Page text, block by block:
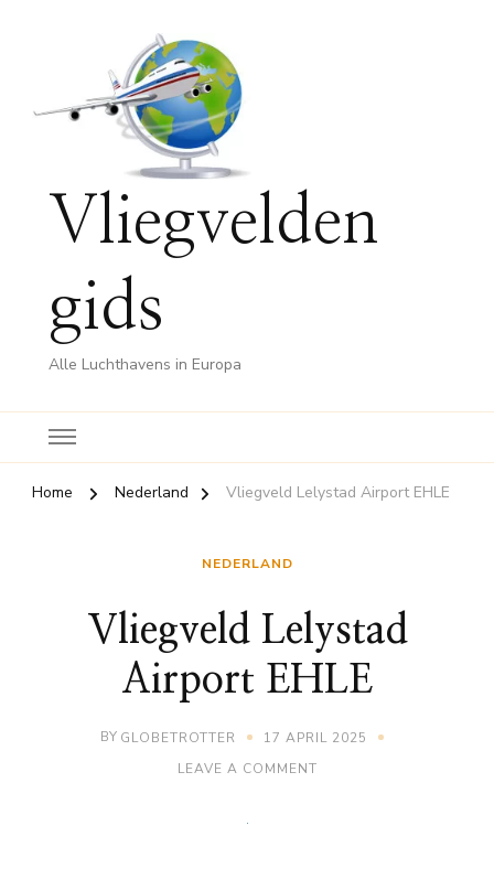
Vliegvelden
gids
Alle Luchthavens in Europa
Home Nederland Vliegveld Lelystad Airport EHLE
NEDERLAND
Vliegveld Lelystad
Airport EHLE
BY GLOBETROTTER
17 APRIL 2025
LEAVE A COMMENTON